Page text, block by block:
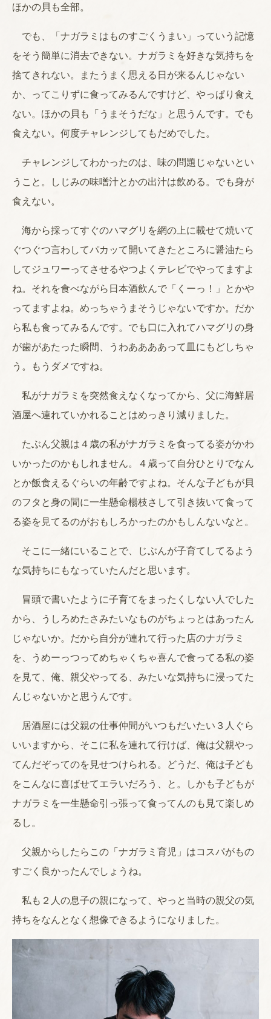
ほかの貝も全部。
でも、「ナガラミはものすごくうまい」っていう記憶
をそう簡単に消去できない。ナガラミを好きな気持ちを
捨てきれない。またうまく思える日が来るんじゃない
か、ってこりずに食ってみるんですけど、やっぱり食え
ない。ほかの貝も「うまそうだな」と思うんです。でも
食えない。何度チャレンジしてもだめでした。
チャレンジしてわかったのは、味の問題じゃないとい
うこと。しじみの味噌汁とかの出汁は飲める。でも身が
食えない。
海から採ってすぐのハマグリを網の上に載せて焼いて
ぐつぐつ言わしてパカッて開いてきたところに醤油たら
してジュワーってさせるやつよくテレビでやってますよ
ね。それを食べながら日本酒飲んで「くーっ！」とかや
ってますよね。めっちゃうまそうじゃないですか。だか
ら私も食ってみるんです。でも口に入れてハマグリの身
が歯があたった瞬間、うわああああって皿にもどしちゃ
う。もうダメですね。
私がナガラミを突然食えなくなってから、父に海鮮居
酒屋へ連れていかれることはめっきり減りました。
たぶん父親は４歳の私がナガラミを食ってる姿がかわ
いかったのかもしれません。４歳って自分ひとりでなん
とか飯食えるぐらいの年齢ですよね。そんな子どもが貝
のフタと身の間に一生懸命楊枝さして引き抜いて食って
る姿を見てるのがおもしろかったのかもしんないなと。
そこに一緒にいることで、じぶんが子育てしてるよう
な気持ちにもなっていたんだと思います。
冒頭で書いたように子育てをまったくしない人でした
から、うしろめたさみたいなものがちょっとはあったん
じゃないか。だから自分が連れて行った店のナガラミ
を、うめーっつってめちゃくちゃ喜んで食ってる私の姿
を見て、俺、親父やってる、みたいな気持ちに浸ってた
んじゃないかと思うんです。
居酒屋には父親の仕事仲間がいつもだいたい３人ぐら
いいますから、そこに私を連れて行けば、俺は父親やっ
てんだぞってのを見せつけられる。どうだ、俺は子ども
をこんなに喜ばせてエラいだろう、と。しかも子どもが
ナガラミを一生懸命引っ張って食ってんのも見て楽しめ
るし。
父親からしたらこの「ナガラミ育児」はコスパがもの
すごく良かったんでしょうね。
私も２人の息子の親になって、やっと当時の親父の気
持ちをなんとなく想像できるようになりました。